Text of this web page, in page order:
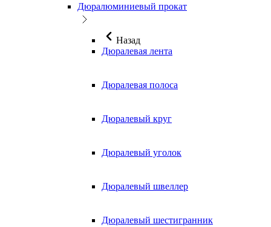
Дюралюминиевый прокат
Назад
Дюралевая лента
Дюралевая полоса
Дюралевый круг
Дюралевый уголок
Дюралевый швеллер
Дюралевый шестигранник